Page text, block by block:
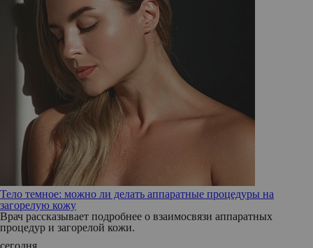
Тело темное: можно ли делать аппаратные процедуры на
загорелую кожу
Врач рассказывает подробнее о взаимосвязи аппаратных
процедур и загорелой кожи.
сегодня